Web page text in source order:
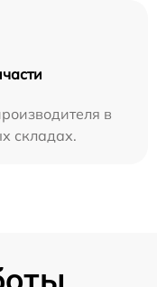
в
складах.